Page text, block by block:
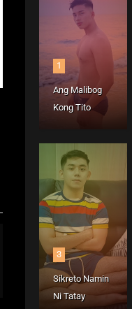
1
Ang Malibog
Kong Tito
3
Sikreto Namin
Ni Tatay